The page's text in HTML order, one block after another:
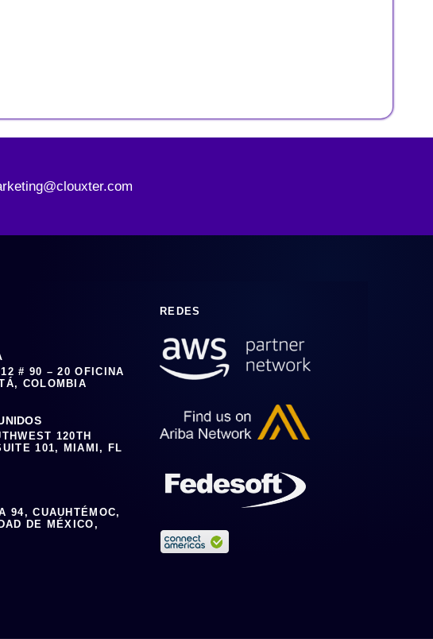
# 90 – 20 OFICINA
COLOMBIA
120TH
101, MIAMI, FL
94, CUAUHTÉMOC,
DE MÉXICO,
REDES